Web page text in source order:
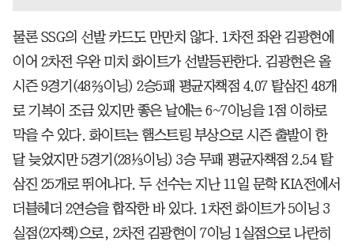
물론 SSG의 선발 카드도 만만치 않다. 1차전 좌완 김광현에
이어 2차전 우완 미치 화이트가 선발등판한다. 김광현은 올
시즌 9경기(48⅔이닝) 2승5패 평균자책점 4.07 탈삼진 48개
로 기복이 조금 있지만 좋은 날에는 6~7이닝을 1점 이하로
막을 수 있다. 화이트는 햄스트링 부상으로 시즌 출발이 한
달 늦었지만 5경기(28⅓이닝) 3승 무패 평균자책점 2.54 탈
삼진 25개로 뛰어나다. 두 선수는 지난 11일 문학 KIA전에서
더블헤더 2연승을 합작한 바 있다. 1차전 화이트가 5이닝 3
실점(2자책)으로, 2차전 김광현이 7이닝 1실점으로 나란히